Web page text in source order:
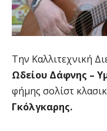
Την Καλλιτεχνική
Ωδείου Δάφνης –
φήμης σολίστ
Γκόλγκαρης.